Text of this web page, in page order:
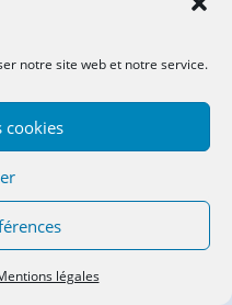
notre site web et notre service.
cookies
légales
MUSTI